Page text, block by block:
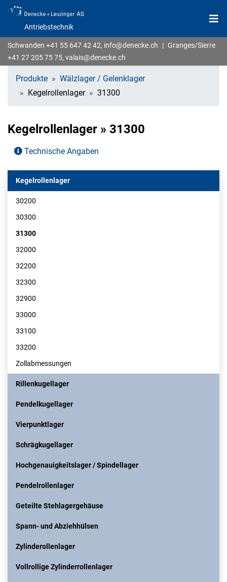
Antriebstechnik
Schwanden +41 55 647 42 42, info@denecke.ch | Granges/Sierre
+41 27 205 75 75, valais@denecke.ch
Produkte
Wälzlager / Gelenklager
Kegelrollenlager
31300
Kegelrollenlager » 31300
Technische Angaben
Kegelrollenlager
30200
30300
31300
32000
32200
32300
32900
33000
33100
33200
Zollabmessungen
Rillenkugellager
Pendelkugellager
Vierpunktlager
Schrägkugellager
Hochgenauigkeitslager / Spindellager
Pendelrollenlager
Geteilte Stehlagergehäuse
Spann- und Abziehhülsen
Zylinderollenlager
Vollrollige Zylinderrollenlager